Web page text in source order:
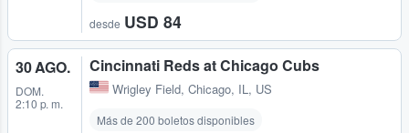
desde USD 84
30 AGO.
DOM.
2:10 p. m.
Cincinnati Reds at Chicago Cubs
Wrigley Field, Chicago, IL, US
Más de 200 boletos disponibles